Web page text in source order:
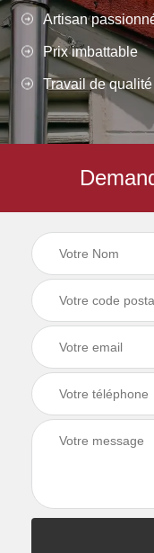
Artisan
Prix imbattable
Travail de qualité